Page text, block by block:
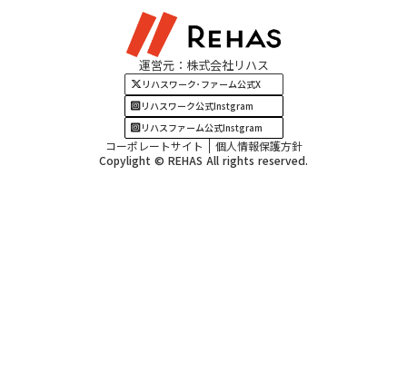
四国・九州エリア運営元：株式会社リハス
リハスワーク･ファーム公式X
リハスワーク公式Instgram
リハスファーム公式Instgram
コーポレートサイト
個人情報保護方針
Copylight © REHAS All rights reserved.